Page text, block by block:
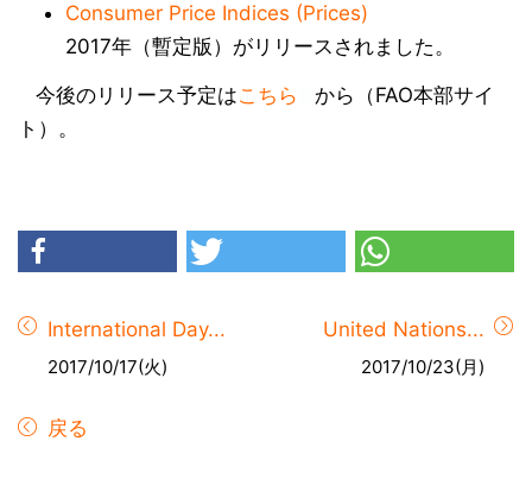
Consumer Price Indices (Prices)
2017年（暫定版）がリリースされました。
今後のリリース予定はこちら
から（FAO本部サイ
ト）。
International Day...
2017/10/17(火)
United Nations...
2017/10/23(月)
戻る